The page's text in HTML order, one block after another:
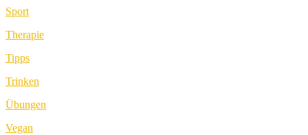
Sport
Therapie
Tipps
Trinken
Übungen
Vegan